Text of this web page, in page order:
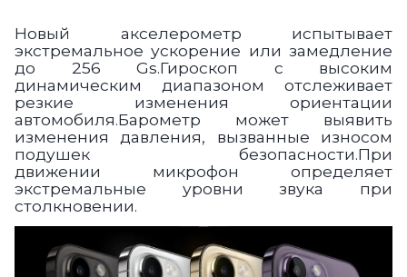
Новый акселерометр испытывает
экстремальное ускорение или замедление
до 256 Gs.Гироскоп с высоким
динамическим диапазоном отслеживает
резкие изменения ориентации
автомобиля.Барометр может выявить
изменения давления, вызванные износом
подушек безопасности.При
движении микрофон определяет
экстремальные уровни звука при
столкновении.